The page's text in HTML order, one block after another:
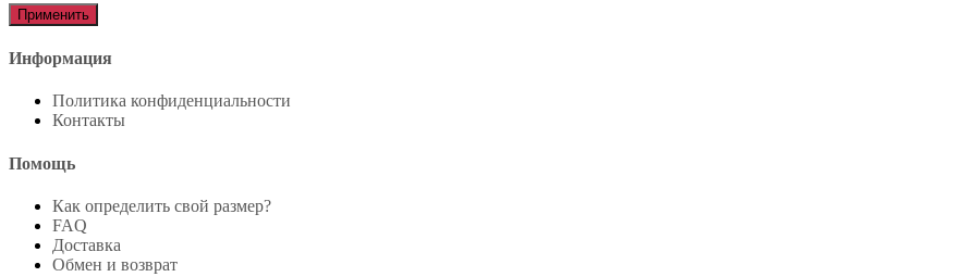
Применить
Информация
Политика конфиденциальности
Контакты
Помощь
Как определить свой размер?
FAQ
Доставка
Обмен и возврат